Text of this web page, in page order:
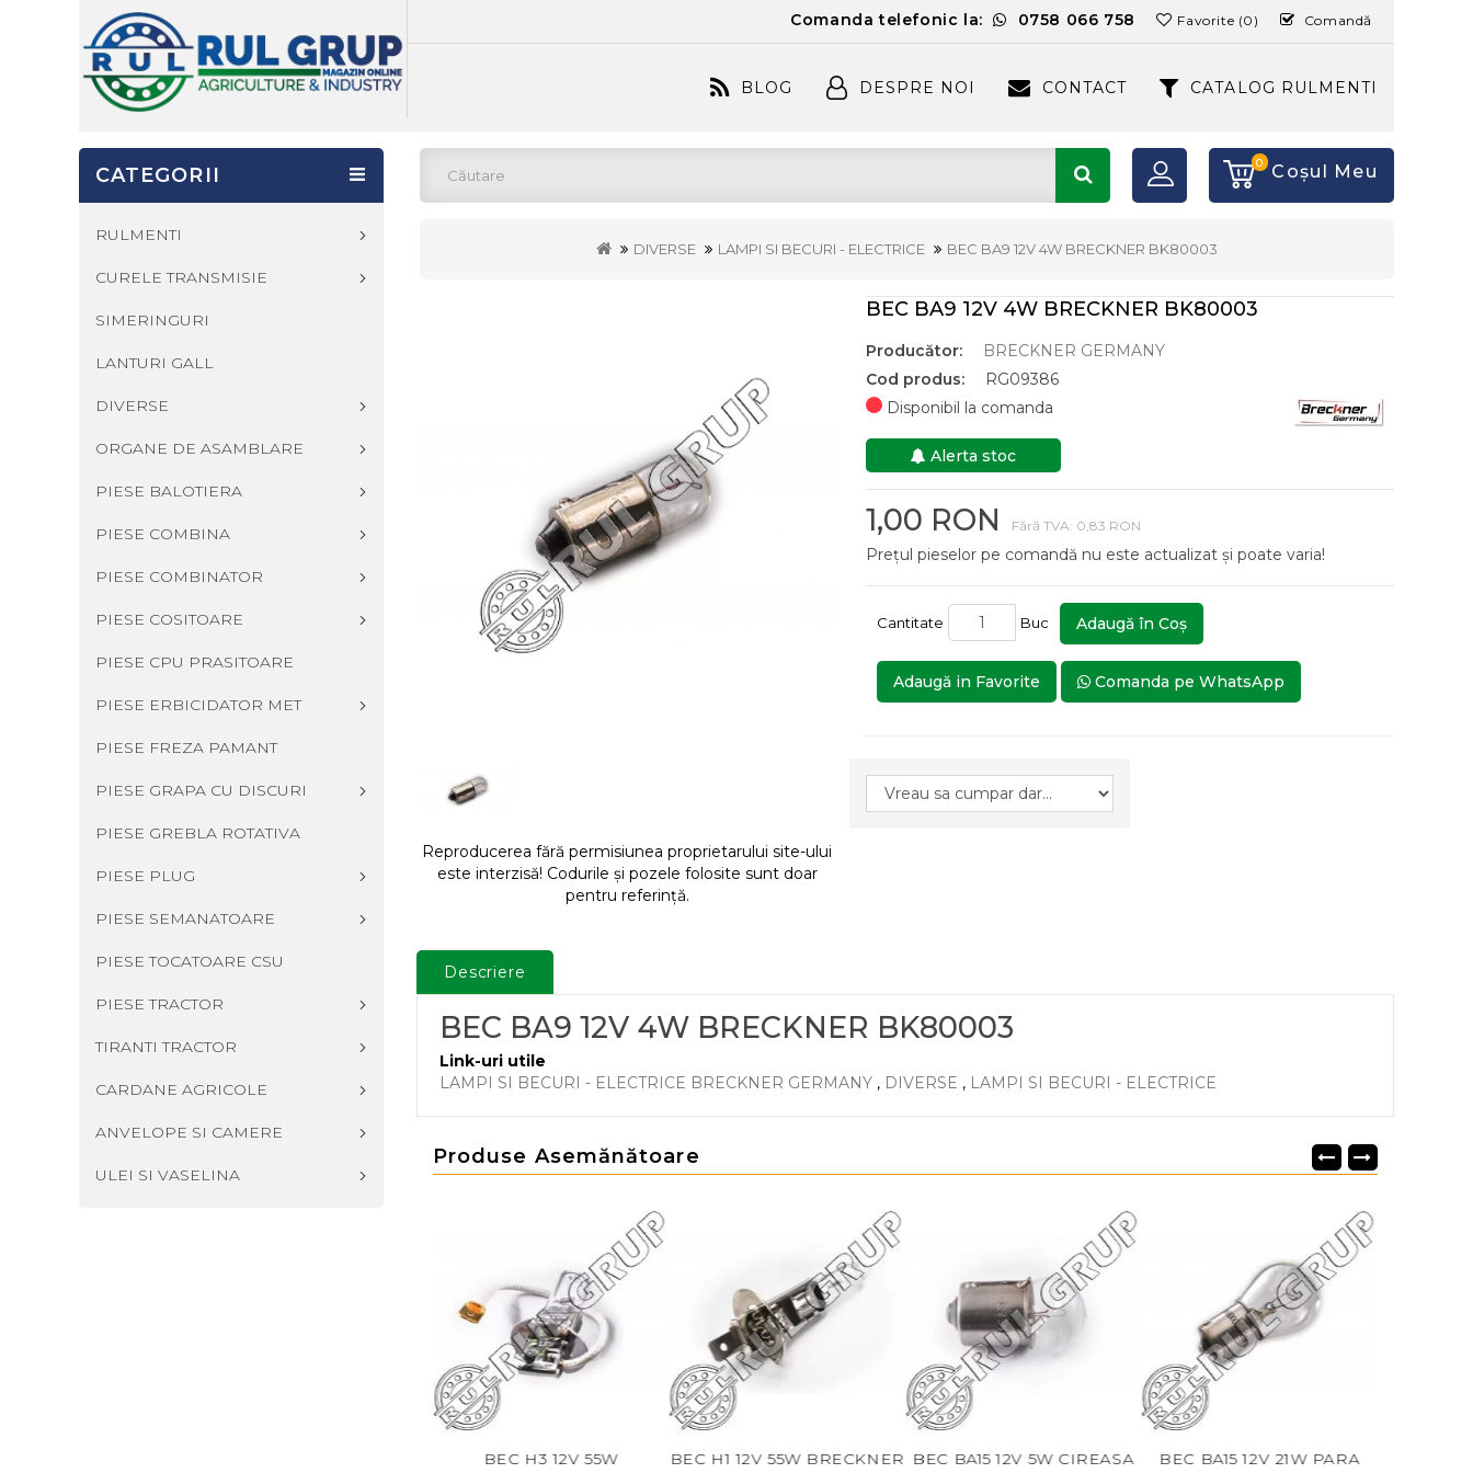
Comanda telefonic la: 0758 066 758 Favorite (0) Comandă
BLOG DESPRE NOI CONTACT CATALOG RULMENTI
0 Coşul Meu
DIVERSE LAMPI SI BECURI - ELECTRICE BEC BA9 12V 4W BRECKNER BK80003
CATEGORII
RULMENTI
CURELE TRANSMISIE
SIMERINGURI
LANTURI GALL
DIVERSE
ORGANE DE ASAMBLARE
PIESE BALOTIERA
PIESE COMBINA
PIESE COMBINATOR
PIESE COSITOARE
PIESE CPU PRASITOARE
PIESE ERBICIDATOR MET
PIESE FREZA PAMANT
PIESE GRAPA CU DISCURI
PIESE GREBLA ROTATIVA
PIESE PLUG
PIESE SEMANATOARE
PIESE TOCATOARE CSU
PIESE TRACTOR
TIRANTI TRACTOR
CARDANE AGRICOLE
ANVELOPE SI CAMERE
ULEI SI VASELINA
Reproducerea fără permisiunea proprietarului site-ului
este interzisă! Codurile și pozele folosite sunt doar
pentru referință.
BEC BA9 12V 4W BRECKNER BK80003
Producător:
BRECKNER GERMANY
Cod produs:
RG09386
Disponibil la comanda
Alerta stoc
1,00 RON Fără TVA: 0,83 RON
Prețul pieselor pe comandă nu este actualizat și poate varia!
Cantitate Buc Adaugă în Coş
Adaugă in Favorite Comanda pe WhatsApp
Descriere
BEC BA9 12V 4W BRECKNER BK80003
Link-uri utile
LAMPI SI BECURI - ELECTRICE BRECKNER GERMANY , DIVERSE , LAMPI SI BECURI - ELECTRICE
Produse Asemănătoare
BEC H3 12V 55W
BEC H1 12V 55W BRECKNER BEC BA15 12V 5W CIREASA
BEC BA15 12V 21W PARA